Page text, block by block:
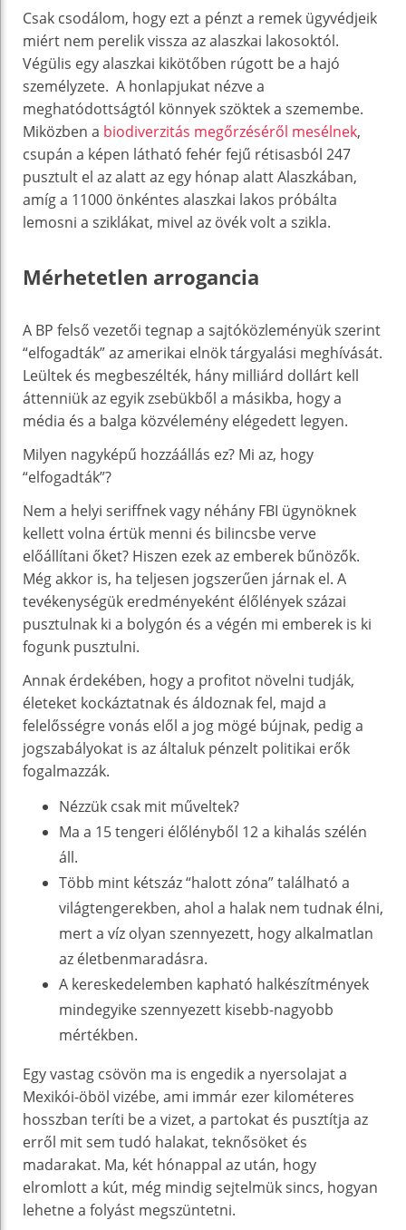
Csak csodálom, hogy ezt a pénzt a remek ügyvédjeik
miért nem perelik vissza az alaszkai lakosoktól.
Végülis egy alaszkai kikötőben rúgott be a hajó
személyzete. A honlapjukat nézve a
meghatódottságtól könnyek szöktek a szemembe.
Miközben a biodiverzitás megőrzéséről mesélnek,
csupán a képen látható fehér fejű rétisasból 247
pusztult el az alatt az egy hónap alatt Alaszkában,
amíg a 11000 önkéntes alaszkai lakos próbálta
lemosni a sziklákat, mivel az övék volt a szikla.
Mérhetetlen arrogancia
A BP felső vezetői tegnap a sajtóközleményük szerint
“elfogadták” az amerikai elnök tárgyalási meghívását.
Leültek és megbeszélték, hány milliárd dollárt kell
áttenniük az egyik zsebükből a másikba, hogy a
média és a balga közvélemény elégedett legyen.
Milyen nagyképű hozzáállás ez? Mi az, hogy
“elfogadták”?
Nem a helyi seriffnek vagy néhány FBI ügynöknek
kellett volna értük menni és bilincsbe verve
előállítani őket? Hiszen ezek az emberek bűnözők.
Még akkor is, ha teljesen jogszerűen járnak el. A
tevékenységük eredményeként élőlények százai
pusztulnak ki a bolygón és a végén mi emberek is ki
fogunk pusztulni.
Annak érdekében, hogy a profitot növelni tudják,
életeket kockáztatnak és áldoznak fel, majd a
felelősségre vonás elől a jog mögé bújnak, pedig a
jogszabályokat is az általuk pénzelt politikai erők
fogalmazzák.
Nézzük csak mit műveltek?
Ma a 15 tengeri élőlényből 12 a kihalás szélén
áll.
Több mint kétszáz “halott zóna” található a
világtengerekben, ahol a halak nem tudnak élni,
mert a víz olyan szennyezett, hogy alkalmatlan
az életbenmaradásra.
A kereskedelemben kapható halkészítmények
mindegyike szennyezett kisebb-nagyobb
mértékben.
Egy vastag csövön ma is engedik a nyersolajat a
Mexikói-öböl vizébe, ami immár ezer kilométeres
hosszban teríti be a vizet, a partokat és pusztítja az
erről mit sem tudó halakat, teknősöket és
madarakat. Ma, két hónappal az után, hogy
elromlott a kút, még mindig sejtelmük sincs, hogyan
lehetne a folyást megszüntetni.